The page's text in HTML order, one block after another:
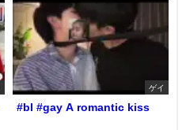
ゲイ
#bl #gay A romantic kiss